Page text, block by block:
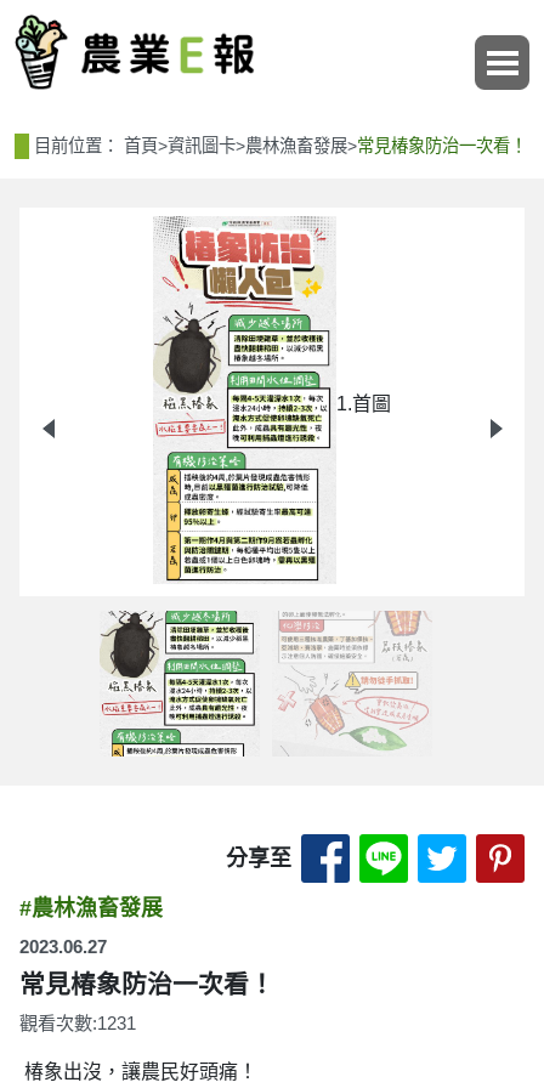
目前位置： 首頁>資訊圖卡>農林漁畜發展>常見椿象防治一次看！
1.首圖
分享至 分享至 Facebook-
分享至分享
#農林漁畜發展
2023.06.27
常見椿象防治一次看！
觀看次數:1231
椿象出沒，讓農民好頭痛！